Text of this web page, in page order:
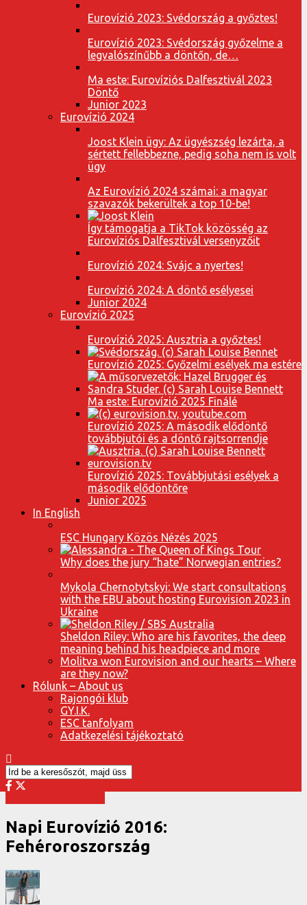
Eurovízió 2023: Svédország a győztes!
Eurovízió 2023: Svédország győzelme a
legvalószínűbb a döntőn, de…
Ma este: Eurovíziós Dalfesztivál 2023
Döntő
Junior 2023
Eurovízió 2024
Joost Klein ügy: Az ügyészség lezárta, a
sértett fellebbezne, pedig soha nem is volt
ügy
Az Eurovízió 2024 számai: a magyar
szavazók bekerültek a top 10-be!
Így támogatja a TikTok közösség az
Eurovíziós Dalfesztivál versenyzőit
Eurovízió 2024: Svájc a nyertes!
Eurovízió 2024: A döntő esélyesei
Junior 2024
Eurovízió 2025
Eurovízió 2025: Ausztria a győztes!
Eurovízió 2025: Győzelmi esélyek ma estére
Ma este: Eurovízió 2025 Finálé
Eurovízió 2025: A második elődöntő
továbbjutói és a döntő rajtsorrendje
Eurovízió 2025: Továbbjutási esélyek a
második elődöntőre
Junior 2025
In English
ESC Hungary Közös Nézés 2025
Why does the jury “hate” Norwegian entries?
Mykola Chernotytskyi: We start consultations
with the EBU about hosting Eurovision 2023 in
Ukraine
Sheldon Riley: Who are his favorites, the deep
meaning behind his headpiece and more
Molitva won Eurovision and our hearts – Where
are they now?
Rólunk – About us
Rajongói klub
GY.I.K.
ESC tanfolyam
Adatkezelési tájékoztató
Napi Eurovízió 2016:
Fehéroroszország